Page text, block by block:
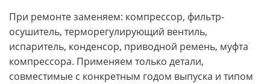
При ремонте заменяем: компрессор, фильтр-
осушитель, терморегулирующий вентиль,
испаритель, конденсор, приводной ремень, муфта
компрессора. Применяем только детали,
совместимые с конкретным годом выпуска и типом